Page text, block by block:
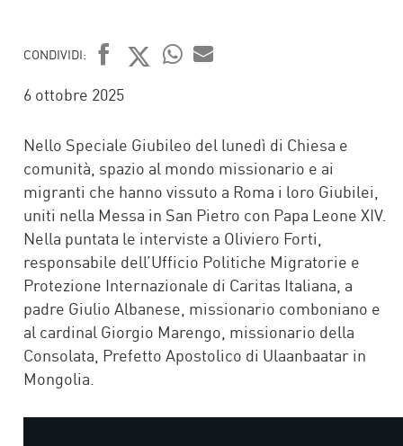
CONDIVIDI:
FACEBOOK
TWITTER
6 ottobre 2025
Nello Speciale Giubileo del lunedì di Chiesa e
comunità, spazio al mondo missionario e ai
migranti che hanno vissuto a Roma i loro Giubilei,
uniti nella Messa in San Pietro con Papa Leone XIV.
Nella puntata le interviste a Oliviero Forti,
responsabile dell’Ufficio Politiche Migratorie e
Protezione Internazionale di Caritas Italiana, a
padre Giulio Albanese, missionario comboniano e
al cardinal Giorgio Marengo, missionario della
Consolata, Prefetto Apostolico di Ulaanbaatar in
Mongolia.